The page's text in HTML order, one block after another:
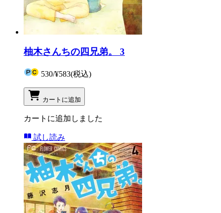
柚木さんちの四兄弟。 3
530/¥583(税込)
カートに追加
カートに追加しました
試し読み